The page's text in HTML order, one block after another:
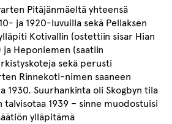
Pitäjänmäeltä yhteensä
ja 1920-luvuilla sekä Pellaksen
Kotivallin (ostettiin sisar Hian
Heponiemen (saatiin
sekä perusti
Rinnekoti-nimen saaneen
1930. Suurhankinta oli Skogbyn tila
talvisotaa 1939 – sinne muodostuisi
ylläpitämä